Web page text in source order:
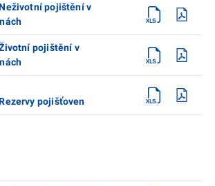
pojištění v
pojištění v
pojišťoven